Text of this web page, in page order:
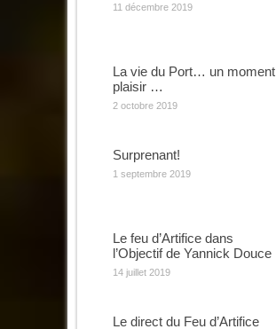
11 décembre 2019
La vie du Port… un moment
plaisir …
2 octobre 2019
Surprenant!
1 septembre 2019
Le feu d’Artifice dans
l’Objectif de Yannick Douce
14 juillet 2019
Le direct du Feu d’Artifice